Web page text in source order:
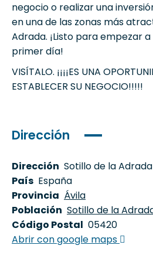
negocio o realizar una
en una de las zonas más
Adrada. ¡Listo para empezar
primer día!
VISÍTALO. ¡¡¡¡ES UNA
ESTABLECER SU NEGOCIO!!!!!
Dirección
Dirección Sotillo de la Adrada
País España
Provincia Ávila
Población Sotillo de la
Código Postal 05420
Abrir con google maps